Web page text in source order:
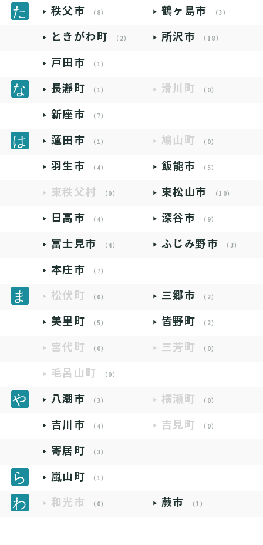
秩父市 （8） 鶴ヶ島市 （3）
ときがわ町 （2） 所沢市 （18）
戸田市 （1）
長瀞町 （1） 滑川町 （0）
新座市 （7）
蓮田市 （1） 鳩山町 （0）
羽生市 （4） 飯能市 （5）
東秩父村 （0） 東松山市 （10）
日高市 （4） 深谷市 （9）
富士見市 （4） ふじみ野市 （3）
本庄市 （7）
松伏町 （0） 三郷市 （2）
美里町 （5） 皆野町 （2）
宮代町 （0） 三芳町 （0）
毛呂山町 （0）
八潮市 （3） 横瀬町 （0）
吉川市 （4） 吉見町 （0）
寄居町 （3）
嵐山町 （1）
和光市 （0） 蕨市 （1）